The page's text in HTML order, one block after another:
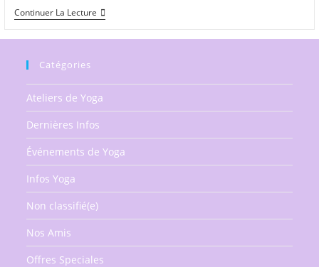
Continuer La LectureYoga
De
8
Septembre
À
19h15
À
Cap
Catégories
Ateliers de Yoga
Dernières Infos
Événements de Yoga
Infos Yoga
Non classifié(e)
Nos Amis
Offres Speciales